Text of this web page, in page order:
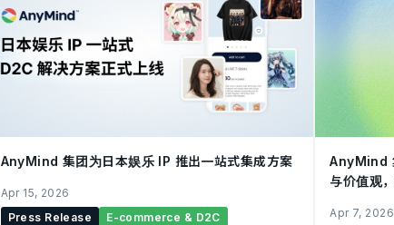
AnyMind 集团为日本娱乐 IP 推出一站式集成方案
Apr 15, 2026
Press Release
E-commerce & D2C
AnyMind
与价值观
Apr 7, 2026